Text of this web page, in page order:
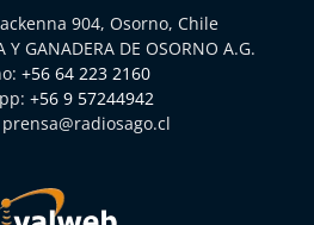
904, Osorno, Chile
Y GANADERA DE OSORNO A.G.
+56 64 223 2160
+56 9 57244942
prensa@radiosago.cl